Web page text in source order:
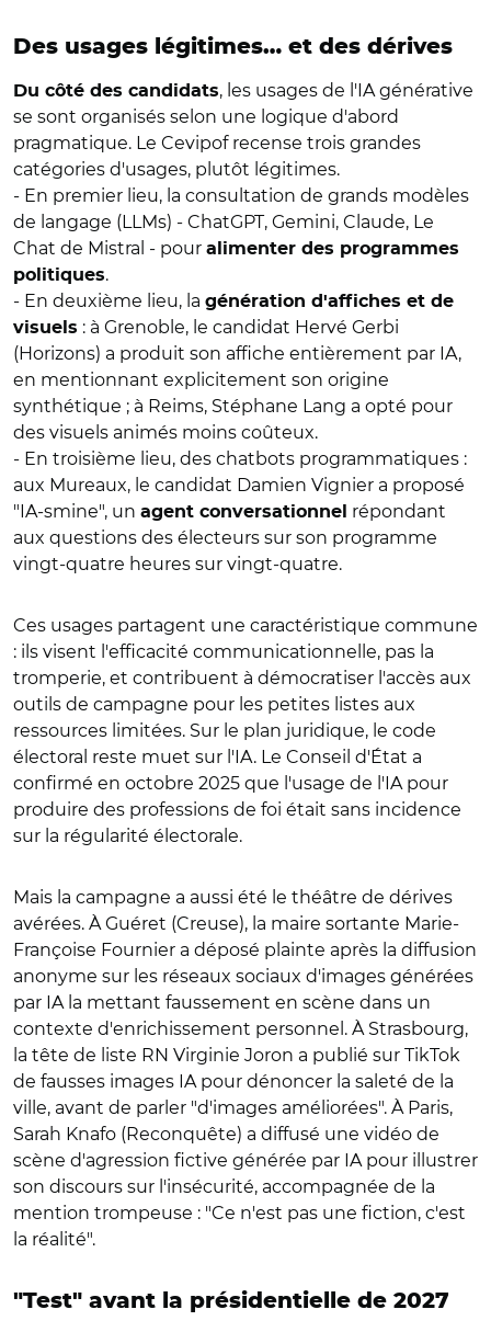
Des usages légitimes… et des dérives
Du côté des candidats, les usages de l'IA générative
se sont organisés selon une logique d'abord
pragmatique. Le Cevipof recense trois grandes
catégories d'usages, plutôt légitimes.
- En premier lieu, la consultation de grands modèles
de langage (LLMs) - ChatGPT, Gemini, Claude, Le
Chat de Mistral - pour alimenter des programmes
politiques.
- En deuxième lieu, la génération d'affiches et de
visuels : à Grenoble, le candidat Hervé Gerbi
(Horizons) a produit son affiche entièrement par IA,
en mentionnant explicitement son origine
synthétique ; à Reims, Stéphane Lang a opté pour
des visuels animés moins coûteux.
- En troisième lieu, des chatbots programmatiques :
aux Mureaux, le candidat Damien Vignier a proposé
"IA-smine", un agent conversationnel
répondant
aux questions des électeurs sur son programme
vingt-quatre heures sur vingt-quatre.
Ces usages partagent une caractéristique commune
: ils visent l'efficacité communicationnelle, pas la
tromperie, et contribuent à démocratiser l'accès aux
outils de campagne pour les petites listes aux
ressources limitées. Sur le plan juridique, le code
électoral reste muet sur l'IA. Le Conseil d'État a
confirmé en octobre 2025 que l'usage de l'IA pour
produire des professions de foi était sans incidence
sur la régularité électorale.
Mais la campagne a aussi été le théâtre de dérives
avérées. À Guéret (Creuse), la maire sortante Marie-
Françoise Fournier a déposé plainte après la diffusion
anonyme sur les réseaux sociaux d'images générées
par IA la mettant faussement en scène dans un
contexte d'enrichissement personnel. À Strasbourg,
la tête de liste RN Virginie Joron a publié sur TikTok
de fausses images IA pour dénoncer la saleté de la
ville, avant de parler "d'images améliorées". À Paris,
Sarah Knafo (Reconquête) a diffusé une vidéo de
scène d'agression fictive générée par IA pour illustrer
son discours sur l'insécurité, accompagnée de la
mention trompeuse : "Ce n'est pas une fiction, c'est
la réalité".
"Test" avant la présidentielle de 2027